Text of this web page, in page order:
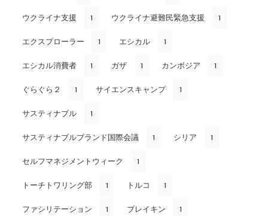
ウクライナ支援 1 ウクライナ避難民緊急支援 1
エクスプローラー 1 エシカル 1
エシカル消費者 1 ガザ 1 カンボジア 1
ぐらぐら２ 1 サイエンスキャンプ 1
サスティナブル 1
サスティナブルブランド国際会議 1 シリア 1
セルフマネジメントウィーク 1
トーチトワリング部 1 トルコ 1
ファシリテーション 1 ブレイキン 1